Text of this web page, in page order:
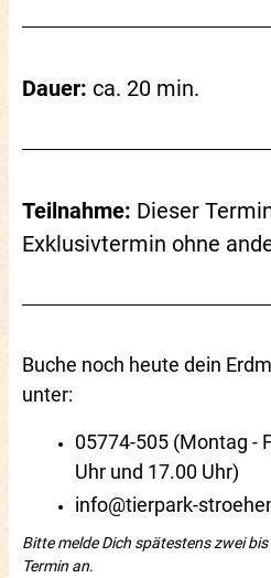
Dauer: ca. 20 min.
Teilnahme: Dieser
Exklusivtermin ohne
Buche noch heute dein
unter:
05774-505 (Montag -
Uhr und 17.00 Uhr)
info@tierpark-
Bitte melde Dich spätestens zwei
Termin an.